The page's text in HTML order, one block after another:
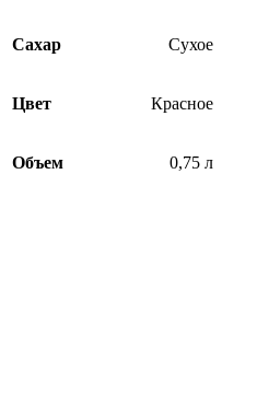
Сахар Сухое
Цвет Красное
Объем 0,75 л